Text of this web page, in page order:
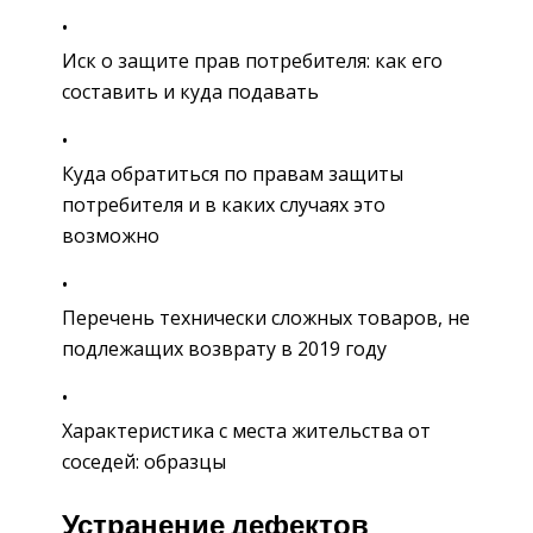
Иск о защите прав потребителя: как его
составить и куда подавать
Куда обратиться по правам защиты
потребителя и в каких случаях это
возможно
Перечень технически сложных товаров, не
подлежащих возврату в 2019 году
Характеристика с места жительства от
соседей: образцы